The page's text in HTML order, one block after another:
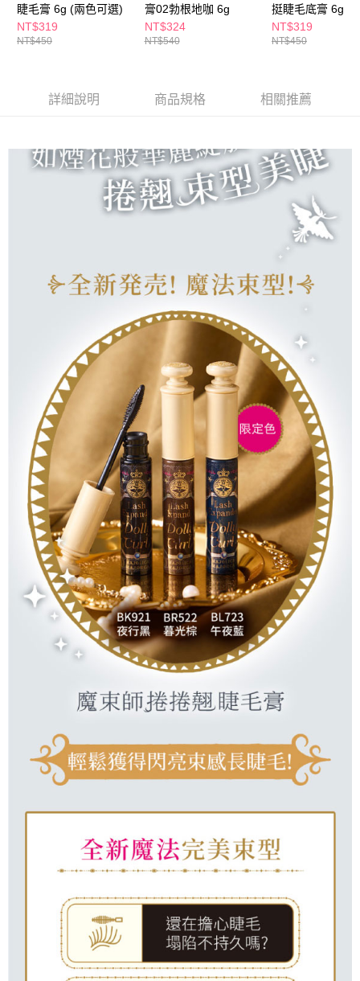
※ 交易是否成功請以「AFTEE先享後付 」之結帳頁面顯示為準，若有關於
是否繳費成功／繳費後需取消欲退款等相關疑問，請聯繫「AFTEE先享後付
客戶支援中心」
https://netprotections.freshdesk.com/support/home
易，需依本服務之必要範圍內提供個人資料，並將交易相關給付款項請求債
３．未成年的使用者請事先徵得法定代理人或監護人之同意方可使用
「AFTEE先享後付」，若未經同意申辦者引起之損失，本公司不負相關責
４．使用「AFTEE先享後付」時，將依據個別帳號之用戶狀況，依本公司即
時審查核予不同之上限額度；若仍有額度不足之情形，本公司將視審查結果
５．嚴禁一人註冊多個帳號或使用他人資訊註冊。若發現惡意使用之情形，
恩沛科技股份有限公司將有權停止該用戶之使用額度並採取法律行動。
付款後萊爾富取貨
每筆NT$65，滿NT$490(含以上)免運費
宅配(本島)
每筆NT$100，滿NT$790(含以上)免運費
付款後寶雅門市自取(由倉庫統一出貨)
睫毛膏 6g (兩色可選)
NT$319
NT$450
膏02勃根地咖 6g
NT$324
NT$540
挺睫毛底膏 6g
NT$319
NT$450
詳細說明 商品規格 相關推薦